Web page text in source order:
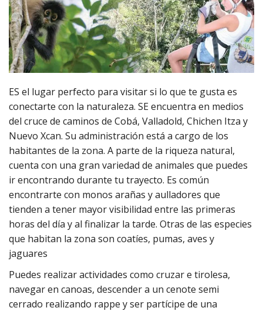
ES el lugar perfecto para visitar si lo que te gusta es
conectarte con la naturaleza. SE encuentra en medios
del cruce de caminos de Cobá, Valladold, Chichen Itza y
Nuevo Xcan. Su administración está a cargo de los
habitantes de la zona. A parte de la riqueza natural,
cuenta con una gran variedad de animales que puedes
ir encontrando durante tu trayecto. Es común
encontrarte con monos arañas y aulladores que
tienden a tener mayor visibilidad entre las primeras
horas del día y al finalizar la tarde. Otras de las especies
que habitan la zona son coatíes, pumas, aves y
jaguares
Puedes realizar actividades como cruzar e tirolesa,
navegar en canoas, descender a un cenote semi
cerrado realizando rappe y ser partícipe de una